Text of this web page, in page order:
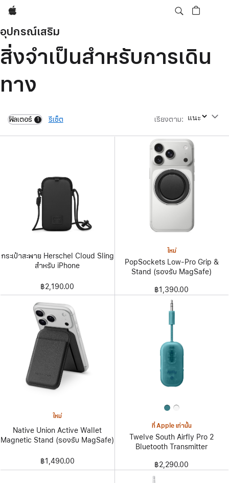
Apple
อุปกรณ์เสริม
สิ่งจำเป็นสำหรับการเดิน
ทาง
ฟิลเตอร์ 1
filters activeรีเซ็ต เรียงตาม: เรียงตาม
กระเป๋าสะพาย Herschel Cloud Sling
สำหรับ iPhone
฿2,190.00
ใหม่
PopSockets Low-Pro Grip &
Stand (รองรับ MagSafe)
฿1,390.00
ใหม่
Native Union Active Wallet
Magnetic Stand (รองรับ MagSafe)
฿1,490.00
ที่ Apple เท่านั้น
Twelve South Airfly Pro 2
Bluetooth Transmitter
฿2,290.00